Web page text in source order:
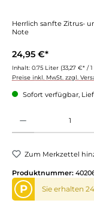
Herrlich sanfte Zitrus-
Note
24,95 €*
Inhalt: 0.75 Liter (33,27 €* /
Preise inkl. MwSt. zzgl.
Sofort verfügbar,
Zum Merkzettel
Produktnummer:
P Sie erhalten